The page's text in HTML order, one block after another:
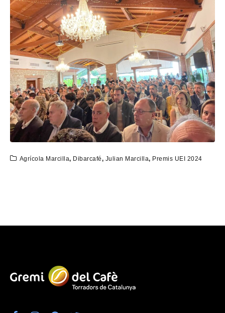
Agrícola Marcilla, Dibarcafé, Julian Marcilla, Premis UEI 2024